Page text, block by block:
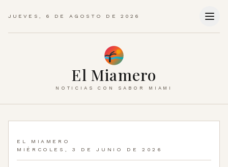
JUEVES, 6 DE AGOSTO DE 2026
El Miamero
NOTICIAS CON SABOR MIAMI
EL MIAMERO
MIÉRCOLES, 3 DE JUNIO DE 2026